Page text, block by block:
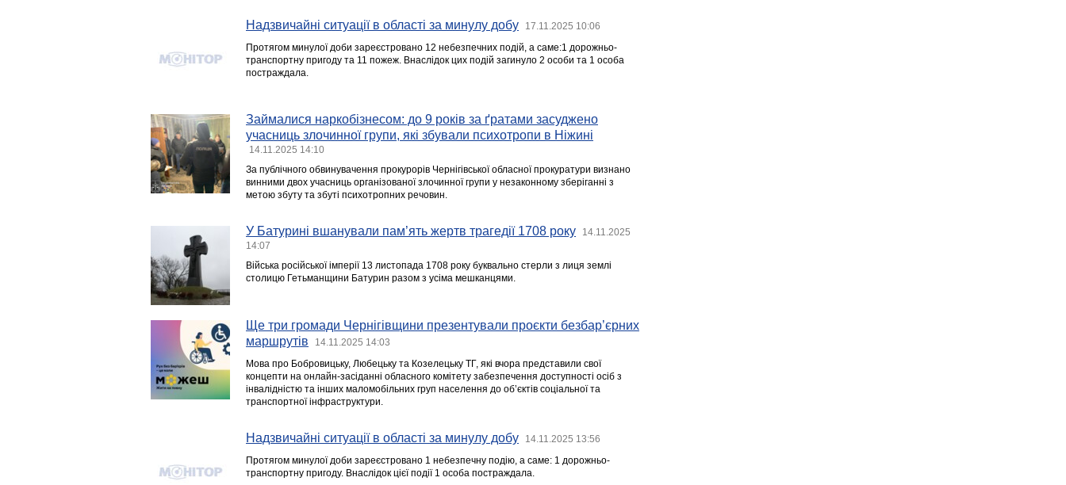
Надзвичайні ситуації в області за минулу добу 17.11.2025 10:06
Протягом минулої доби зареєстровано 12 небезпечних подій, а саме:1 дорожньо-
транспортну пригоду та 11 пожеж. Внаслідок цих подій загинуло 2 особи та 1 особа
постраждала.
Займалися наркобізнесом: до 9 років за ґратами засуджено
учасниць злочинної групи, які збували психотропи в Ніжині
14.11.2025 14:10
За публічного обвинувачення прокурорів Чернігівської обласної прокуратури визнано
винними двох учасниць організованої злочинної групи у незаконному зберіганні з
метою збуту та збуті психотропних речовин.
У Батурині вшанували пам’ять жертв трагедії 1708 року
14.11.2025
14:07
Війська російської імперії 13 листопада 1708 року буквально стерли з лиця землі
столицю Гетьманщини Батурин разом з усіма мешканцями.
Ще три громади Чернігівщини презентували проєкти безбар’єрних
маршрутів
14.11.2025 14:03
Мова про Бобровицьку, Любецьку та Козелецьку ТГ, які вчора представили свої
концепти на онлайн-засіданні обласного комітету забезпечення доступності осіб з
інвалідністю та інших маломобільних груп населення до об’єктів соціальної та
транспортної інфраструктури.
Надзвичайні ситуації в області за минулу добу 14.11.2025 13:56
Протягом минулої доби зареєстровано 1 небезпечну подію, а саме: 1 дорожньо-
транспортну пригоду. Внаслідок цієї події 1 особа постраждала.